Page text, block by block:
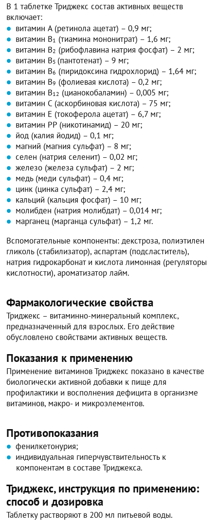
В 1 таблетке Триджекс состав активных веществ
включает:
витамин A (ретинола ацетат) – 0,9 мг;
витамин B1 (тиамина мононитрат) – 1,6 мг;
витамин B2 (рибофлавина натрия фосфат) – 2 мг;
витамин B5 (пантотенат) – 9 мг;
витамин B6 (пиридоксина гидрохлорид) – 1,64 мг;
витамин B9 (фолиевая кислота) – 0,2 мг;
витамин B12 (цианокобаламин) – 0,005 мг;
витамин C (аскорбиновая кислота) – 75 мг;
витамин E (токоферола ацетат) – 6,7 мг;
витамин PP (никотинамид) – 20 мг;
йод (калия йодид) – 0,1 мг;
магний (магния сульфат) – 8 мг;
селен (натрия селенит) – 0,02 мг;
железо (железа сульфат) – 2 мг;
медь (меди сульфат) – 0,4 мг;
цинк (цинка сульфат) – 2,4 мг;
кальций (кальция фосфат) – 10 мг;
молибден (натрия молибдат) – 0,014 мг;
марганец (марганца сульфат) – 1,2 мг.
Вспомогательные компоненты: декстроза, полиэтилен
гликоль (стабилизатор), аспартам (подсластитель),
натрия гидрокарбонат и кислота лимонная (регуляторы
кислотности), ароматизатор лайм.
Фармакологические свойства
Триджекс – витаминно-минеральный комплекс,
предназначенный для взрослых. Его действие
обусловлено свойствами активных веществ.
Показания к применению
Применение витаминов Триджекс показано в качестве
биологически активной добавки к пище для
профилактики и восполнения дефицита в организме
витаминов, макро- и микроэлементов.
Противопоказания
фенилкетонурия;
индивидуальная гиперчувствительность к
компонентам в составе Триджекса.
Триджекс, инструкция по применению:
способ и дозировка
Таблетку растворяют в 200 мл питьевой воды.